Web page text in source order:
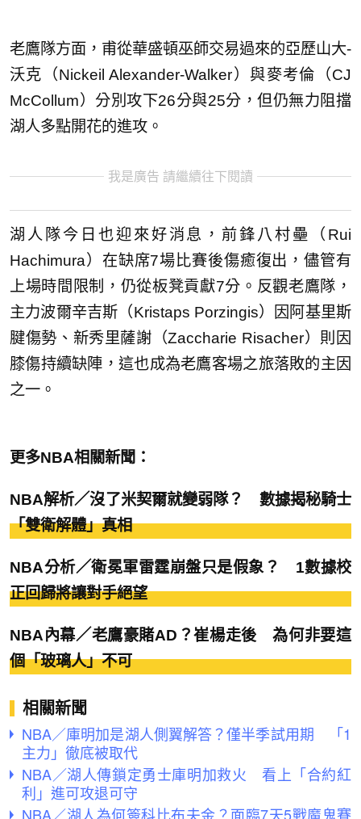
老鷹隊方面，甫從華盛頓巫師交易過來的亞歷山大-
沃克（Nickeil Alexander-Walker）與麥考倫（CJ
McCollum）分別攻下26分與25分，但仍無力阻擋
湖人多點開花的進攻。
我是廣告 請繼續往下閱讀
湖人隊今日也迎來好消息，前鋒八村壘（Rui
Hachimura）在缺席7場比賽後傷癒復出，儘管有
上場時間限制，仍從板凳貢獻7分。反觀老鷹隊，
主力波爾辛吉斯（Kristaps Porzingis）因阿基里斯
腱傷勢、新秀里薩謝（Zaccharie Risacher）則因
膝傷持續缺陣，這也成為老鷹客場之旅落敗的主因
之一。
更多NBA相關新聞：
NBA解析／沒了米契爾就變弱隊？ 數據揭秘騎士
「雙衛解體」真相
NBA分析／衛冕軍雷霆崩盤只是假象？ 1數據校
正回歸將讓對手絕望
NBA內幕／老鷹豪賭AD？崔楊走後 為何非要這
個「玻璃人」不可
相關新聞
NBA／庫明加是湖人側翼解答？僅半季試用期 「1
主力」徹底被取代
NBA／湖人傳鎖定勇士庫明加救火 看上「合約紅
利」進可攻退可守
NBA／湖人為何簽科比布夫金？面臨7天5戰魔鬼賽